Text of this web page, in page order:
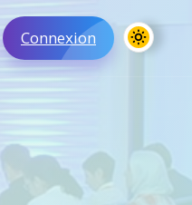
Connexion